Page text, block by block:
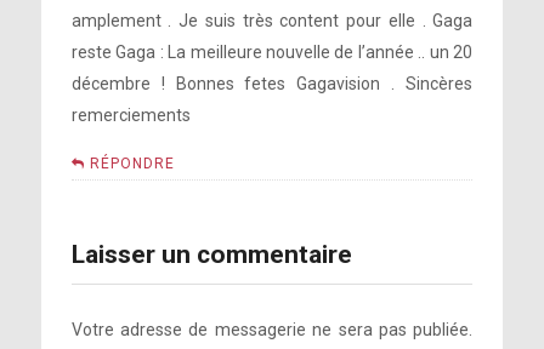
amplement . Je suis très content pour elle . Gaga
reste Gaga : La meilleure nouvelle de l’année .. un 20
décembre ! Bonnes fetes Gagavision . Sincères
remerciements
RÉPONDRE
Laisser un commentaire
Votre adresse de messagerie ne sera pas publiée.